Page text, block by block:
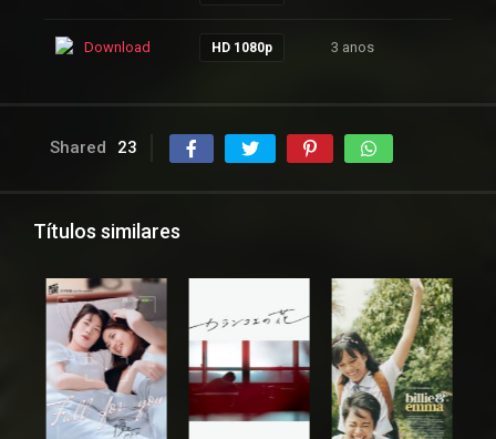
Download HD 1080p 3 anos
Shared 23
Títulos similares